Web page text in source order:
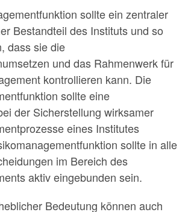
sollte ein zentraler
Bestandteil des Instituts und so
dass sie die
und das Rahmenwerk für
kontrollieren kann. Die
sollte eine
der Sicherstellung wirksamer
eines Institutes
sollte in alle
im Bereich des
aktiv eingebunden sein.
Bedeutung können auch